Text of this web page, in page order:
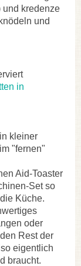
und kredenze
und
in
kleiner
"fernen"
Aid-Toaster
Set so
Küche.
oder
Rest der
eigentlich
braucht.